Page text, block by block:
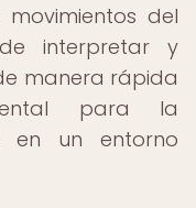
del
interpretar y
manera rápida
para la
en un entorno